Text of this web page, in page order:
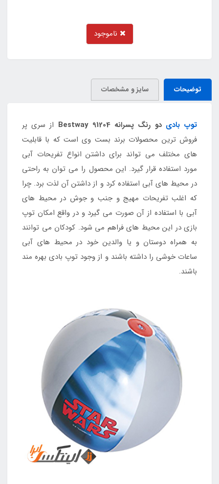
ناموجود
توضیحات سایز و مشخصات
توپ بادی دو رنگ پسرانه Bestway 91204
از سری پر
فروش ترین محصولات برند بست وی است که با قابلیت
های مختلف می تواند برای داشتن انواع تفریحات آبی
مورد استفاده قرار گیرد. این محصول را می توان به راحتی
در محیط های آبی استفاده کرد و از داشتن آن لذت برد. چرا
که اغلب تفریحات مهیج و جنب و جوش در محیط های
آبی با استفاده از آن صورت می گیرد و در واقع امکان توپ
بازی در این محیط های فراهم می شود. کودکان می توانند
به همراه دوستان و یا والدین خود در محیط های آبی
ساعات خوشی را داشته باشند و از وجود توپ بادی بهره مند
باشند.